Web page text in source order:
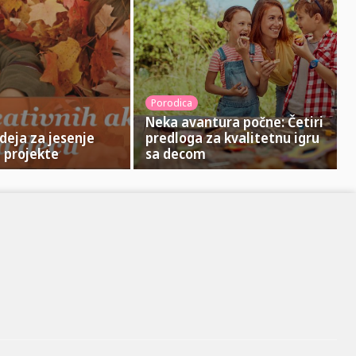
za jesenje
projekte
Porodica
Neka avantura počne: Četiri
predloga za kvalitetnu igru
sa decom